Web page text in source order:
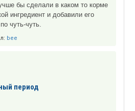
бы сделали в каком то корме
ингредиент и добавили его
чуть-чуть.
bee
период